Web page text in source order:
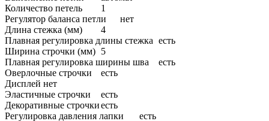
Количество петель
1
Регулятор баланса петли
нет
Длина стежка (мм)
4
Плавная регулировка длины стежка есть
Ширина строчки (мм) 5
Плавная регулировка ширины шва
есть
Оверлочные строчки
есть
Дисплей нет
Эластичные строчки
есть
Декоративные строчкиесть
Регулировка давления лапки
есть